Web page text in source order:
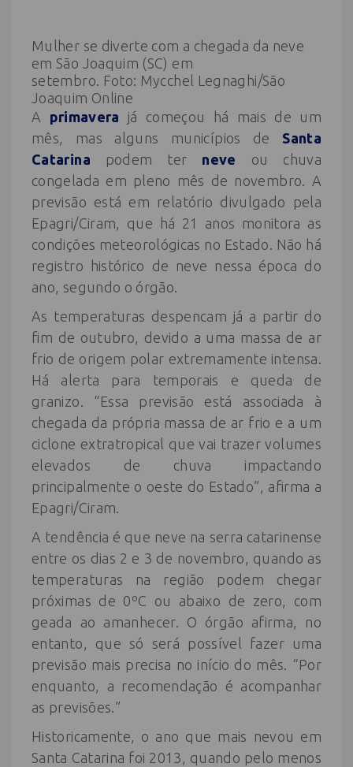
Mulher se diverte com a chegada da neve
em São Joaquim (SC) em
setembro. Foto: Mycchel Legnaghi/São
Joaquim Online
A primavera já começou há mais de um
mês, mas alguns municípios de Santa
Catarina podem ter neve ou chuva
congelada em pleno mês de novembro. A
previsão está em relatório divulgado pela
Epagri/Ciram, que há 21 anos monitora as
condições meteorológicas no Estado. Não há
registro histórico de neve nessa época do
ano, segundo o órgão.
As temperaturas despencam já a partir do
fim de outubro, devido a uma massa de ar
frio de origem polar extremamente intensa.
Há alerta para temporais e queda de
granizo. “Essa previsão está associada à
chegada da própria massa de ar frio e a um
ciclone extratropical que vai trazer volumes
elevados de chuva impactando
principalmente o oeste do Estado”, afirma a
Epagri/Ciram.
A tendência é que neve na serra catarinense
entre os dias 2 e 3 de novembro, quando as
temperaturas na região podem chegar
próximas de 0ºC ou abaixo de zero, com
geada ao amanhecer. O órgão afirma, no
entanto, que só será possível fazer uma
previsão mais precisa no início do mês. “Por
enquanto, a recomendação é acompanhar
as previsões.”
Historicamente, o ano que mais nevou em
Santa Catarina foi 2013, quando pelo menos